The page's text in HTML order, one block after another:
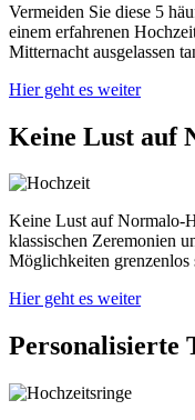
Vermeiden Sie diese 5
einem erfahrenen
Mitternacht ausgelassen
Hier geht es weiter
Keine Lust auf
Keine Lust auf Normalo-
klassischen Zeremonien
Möglichkeiten grenzenlos
Hier geht es weiter
Personalisierte